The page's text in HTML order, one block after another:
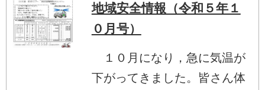
地域安全情報（令和５年１
０月号）
１０月になり，急に気温が
下がってきました。皆さん体